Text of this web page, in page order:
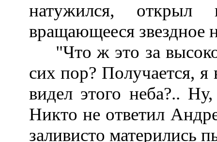
натужился, открыл
вращающееся звездное
"Что ж это за
сих пор? Получается, я
видел этого неба?..
Никто не ответил
заливисто матерились